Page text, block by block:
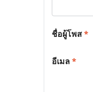
ชื่อผู้โพส*
อีเมล*